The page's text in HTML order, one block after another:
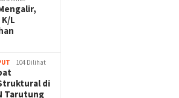
L
104 Dilihat
di
Tarutung